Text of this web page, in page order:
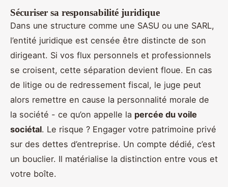
Sécuriser sa responsabilité juridique
Dans une structure comme une SASU ou une SARL,
l’entité juridique est censée être distincte de son
dirigeant. Si vos flux personnels et professionnels
se croisent, cette séparation devient floue. En cas
de litige ou de redressement fiscal, le juge peut
alors remettre en cause la personnalité morale de
la société - ce qu’on appelle la percée du voile
sociétal. Le risque ? Engager votre patrimoine privé
sur des dettes d’entreprise. Un compte dédié, c’est
un bouclier. Il matérialise la distinction entre vous et
votre boîte.